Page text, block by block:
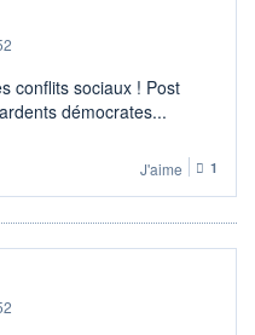
conflits sociaux ! Post
démocrates...
J'aime 1